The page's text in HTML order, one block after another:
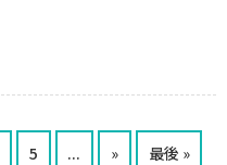
5 ... » 最後 »